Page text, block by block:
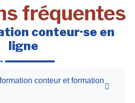
fréquentes
conteur·se en
ligne
conteur et formation